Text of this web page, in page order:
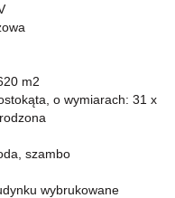
m2
o wymiarach: 31 x
szambo
wybrukowane